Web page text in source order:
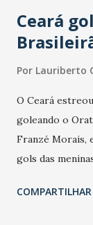
Ceará
Por Lauriberto
O Ceará
goleando o
Franzé Morais,
gols das
aos 11 e 15
COMPARTILHAR